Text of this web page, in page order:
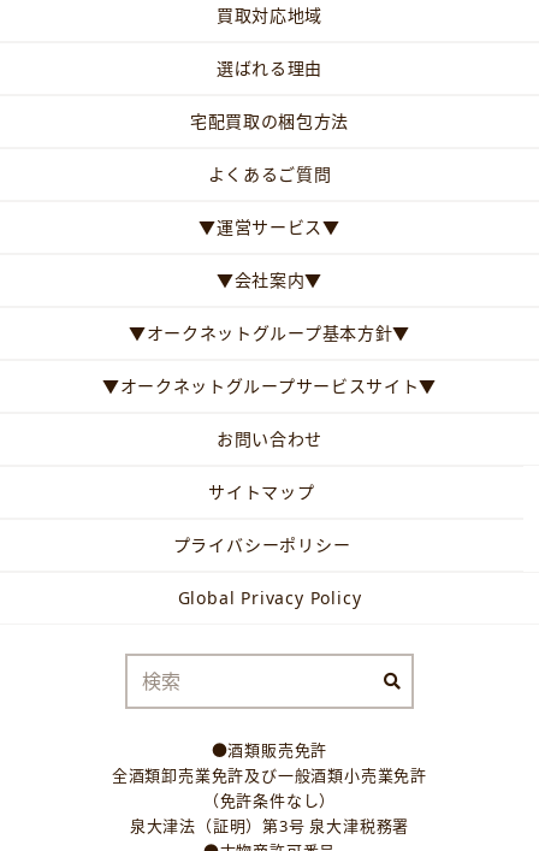
買取対応地域
選ばれる理由
宅配買取の梱包方法
よくあるご質問
▼運営サービス▼
▼会社案内▼
▼オークネットグループ基本方針▼
▼オークネットグループサービスサイト▼
お問い合わせ
サイトマップ
プライバシーポリシー
Global Privacy Policy
●酒類販売免許
全酒類卸売業免許及び一般酒類小売業免許
（免許条件なし）
泉大津法（証明）第3号 泉大津税務署